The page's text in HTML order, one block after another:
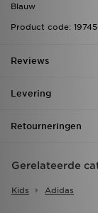
Blauw
Product code:
Reviews
Levering
Retourneringen
Gerelateerde
Kids Adidas